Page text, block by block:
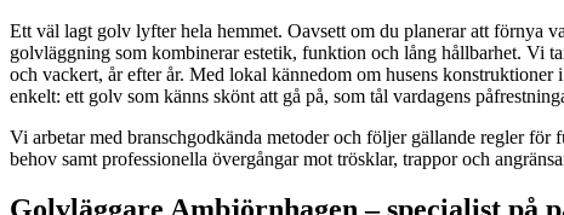
Ett väl lagt golv lyfter hela hemmet. Oavsett om du planerar att förnya
golvläggning som kombinerar estetik, funktion och lång hållbarhet. Vi
och vackert, år efter år. Med lokal kännedom om husens
enkelt: ett golv som känns skönt att gå på, som tål vardagens
Vi arbetar med branschgodkända metoder och följer gällande regler
behov samt professionella övergångar mot trösklar, trappor och